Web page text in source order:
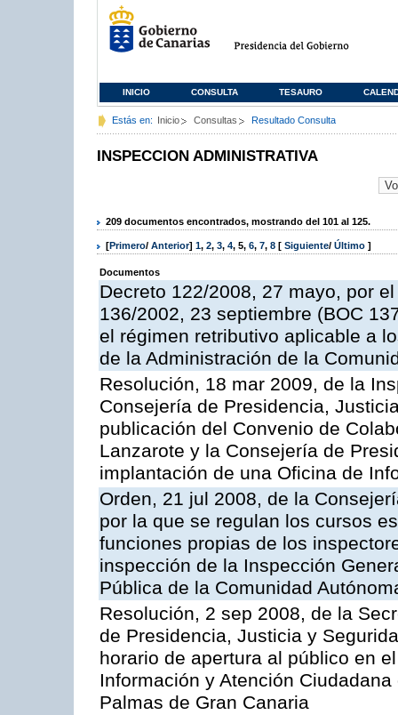
INICIO CONSULTA TESAURO
Estás en: Inicio Consultas Resultado Consulta
INSPECCION ADMINISTRATIVA
209 documentos encontrados, mostrando del 101 al 125.
[Primero/ Anterior] 1, 2, 3, 4, 5, 6, 7, 8 [ Siguiente/ Último ]
Documentos
Decreto 122/2008, 27 mayo, por
136/2002, 23 septiembre (BOC
el régimen retributivo aplicable a
de la Administración de la
Resolución, 18 mar 2009, de la
Consejería de Presidencia,
publicación del Convenio de
Lanzarote y la Consejería de
implantación de una Oficina de
Orden, 21 jul 2008, de la
por la que se regulan los cursos
funciones propias de los
inspección de la Inspección
Pública de la Comunidad
Resolución, 2 sep 2008, de la
de Presidencia, Justicia y
horario de apertura al público en
Información y Atención
Palmas de Gran Canaria